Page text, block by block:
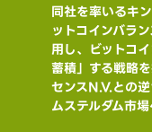
同社を率いるキ
ットコインバラ
用し、ビットコ
蓄積」する戦略
センスN.V.との
ムステルダム市